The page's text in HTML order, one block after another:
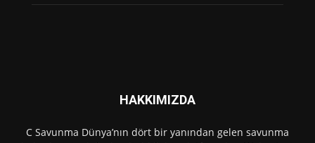
HAKKIMIZDA
C Savunma Dünya’nın dört bir yanından gelen savunma